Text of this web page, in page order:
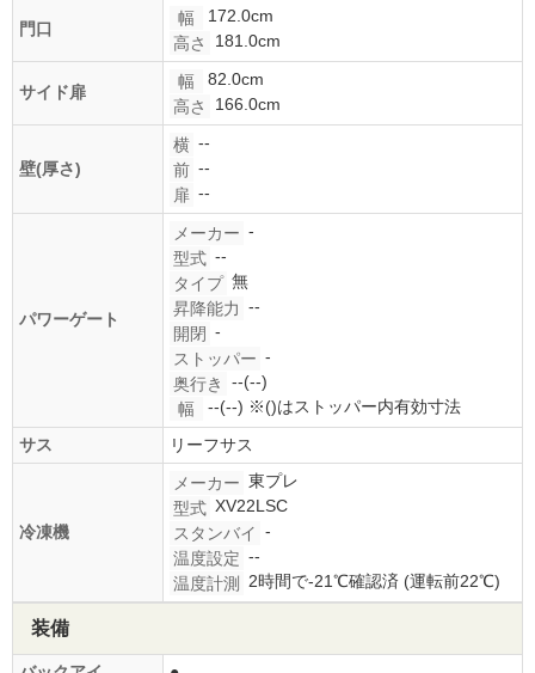
門口
幅
172.0cm
高さ
181.0cm
サイド扉
幅
82.0cm
高さ
166.0cm
壁(厚さ)
横 --
前 --
扉 --
パワーゲート
メーカー -
型式 --
タイプ 無
昇降能力 --
開閉 -
ストッパー -
奥行き
--(--)
幅
--(--) ※()はストッパー内有効寸法
サス
リーフサス
冷凍機
メーカー 東プレ
型式 XV22LSC
スタンバイ -
温度設定 --
温度計測
2時間で-21℃確認済 (運転前22℃)
装備